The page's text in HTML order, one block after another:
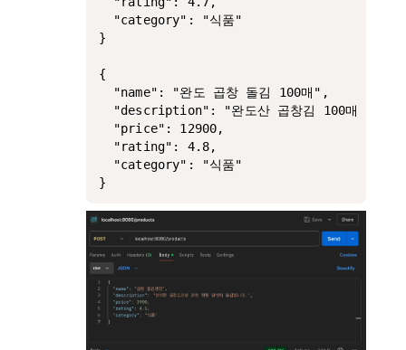
  "category": "식품"
}
{
  "name": "완도 곱창 돌김 100매",
"description": "완도산 곱창김 100매 구성,
  "price": 12900,
  "rating": 4.8,
  "category": "식품"
}